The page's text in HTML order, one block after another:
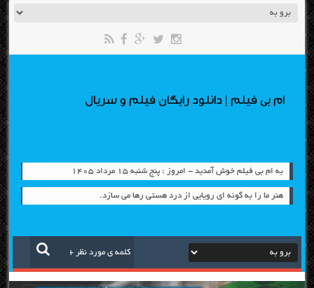
ام بی فیلم | دانلود رایگان فیلم و سریال
به ام بی فیلم خوش آمدید - امروز : پنج شنبه ۱۵ مرداد ۱۴۰۵
هنر ما را به گونه اي رويايي از درد هستي رها مي سازد.